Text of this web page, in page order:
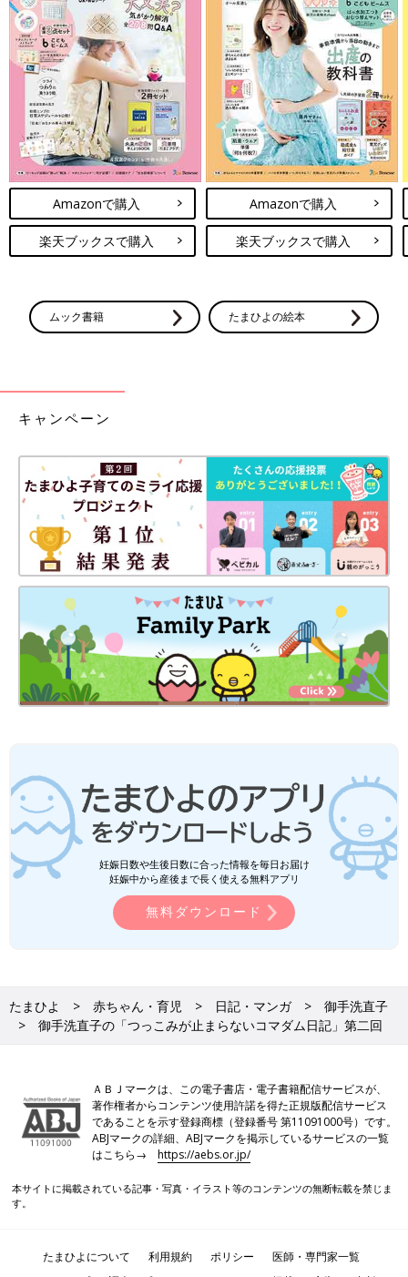
Amazonで購入
楽天ブックスで購入
Amazonで購入
楽天ブックスで購入
ムック書籍 たまひよの絵本
キャンペーン
妊娠日数や生後日数に合った情報を毎日お届け
妊娠中から産後まで長く使える無料アプリ
無料ダウンロード
たまひよ 赤ちゃん・育児 日記・マンガ
御手洗直子
御手洗直子の「つっこみが止まらないコマダム日記」第二回
ＡＢＪマークは、この電子書店・電子書籍配信サービスが、
著作権者からコンテンツ使用許諾を得た正規版配信サービス
であることを示す登録商標（登録番号 第11091000号）です。
ABJマークの詳細、ABJマークを掲示しているサービスの一覧
はこちら→https://aebs.or.jp/
本サイトに掲載されている記事・写真・イラスト等のコンテンツの無断転載を禁じま
す。
たまひよについて 利用規約 ポリシー
医師・専門家一覧